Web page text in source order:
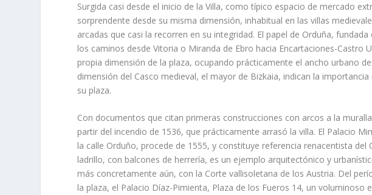
Surgida casi desde el inicio de la Villa, como tí­pico espacio de mercado
sorprendente desde su misma dimensión, inhabitual en las villas
arcadas que casi la recorren en su integridad. El papel de Orduña,
los caminos desde Vitoria o Miranda de Ebro hacia Encartaciones-Castro
propia dimensión de la plaza, ocupando prácticamente el ancho urbano
dimensión del Casco medieval, el mayor de Bizkaia, indican la
su plaza.
Con documentos que citan primeras construcciones con arcos a la
partir del incendio de 1536, que prácticamente arrasó la villa. El Palacio
la calle Orduño, procede de 1555, y constituye referencia renacentista
ladrillo, con balcones de herrerí­a, es un ejemplo arquitectónico y
más concretamente aún, con la Corte vallisoletana de los Austria. Del
la plaza, el Palacio Dí­az-Pimienta, Plaza de los Fueros 14, un